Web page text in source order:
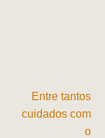
Entre tantos
cuidados com
o